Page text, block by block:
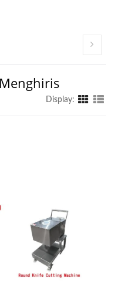
Display: